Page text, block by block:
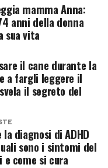
mamma Anna:
anni della donna
sua vita
il cane durante la
a fargli leggere il
il segreto del
diagnosi di ADHD
sono i sintomi del
come si cura